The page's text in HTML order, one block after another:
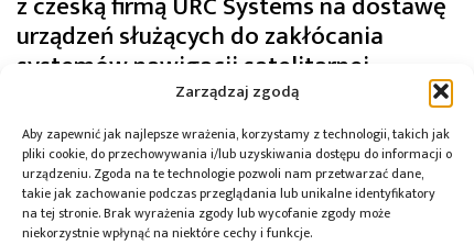
Zarządzaj zgodą
Aby zapewnić jak najlepsze wrażenia, korzystamy z technologii, takich jak
pliki cookie, do przechowywania i/lub uzyskiwania dostępu do informacji o
urządzeniu. Zgoda na te technologie pozwoli nam przetwarzać dane,
takie jak zachowanie podczas przeglądania lub unikalne identyfikatory
na tej stronie. Brak wyrażenia zgody lub wycofanie zgody może
niekorzystnie wpłynąć na niektóre cechy i funkcje.
urządzeń służących do zakłócania
systemów nawigacji satelitarnej